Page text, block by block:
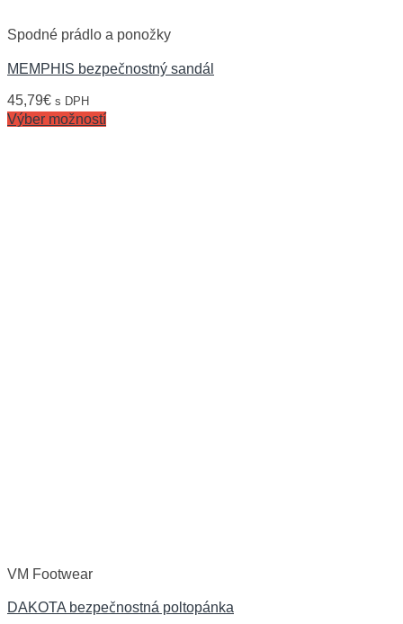
Spodné prádlo a ponožky
MEMPHIS bezpečnostný sandál
45,79€ s DPH
Výber možností
VM Footwear
DAKOTA bezpečnostná poltopánka